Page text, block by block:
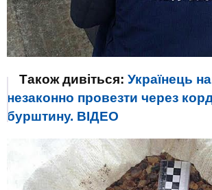
Також дивіться: Українець
незаконно провезти через
бурштину. ВIДЕО